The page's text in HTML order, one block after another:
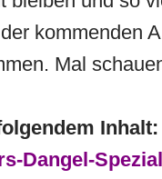
kommenden
Mal
Inhalt:
Dangel-Spezial